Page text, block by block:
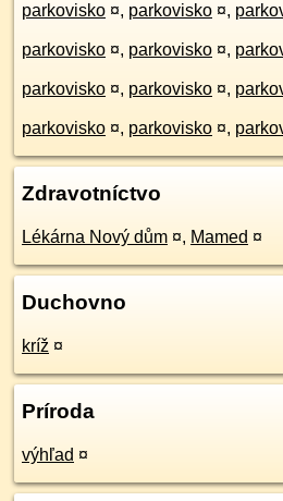
parkovisko ¤, parkovisko ¤,
parkovisko ¤, parkovisko ¤,
parkovisko ¤, parkovisko ¤,
parkovisko ¤, parkovisko ¤,
Zdravotníctvo
Lékárna Nový dům ¤, Mamed ¤
Duchovno
kríž ¤
Príroda
výhľad ¤